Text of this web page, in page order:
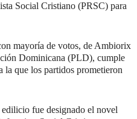
Social Cristiano (PRSC) para
mayoría de votos, de Ambiorix
Dominicana (PLD), cumple
la que los partidos prometieron
fue designado el novel